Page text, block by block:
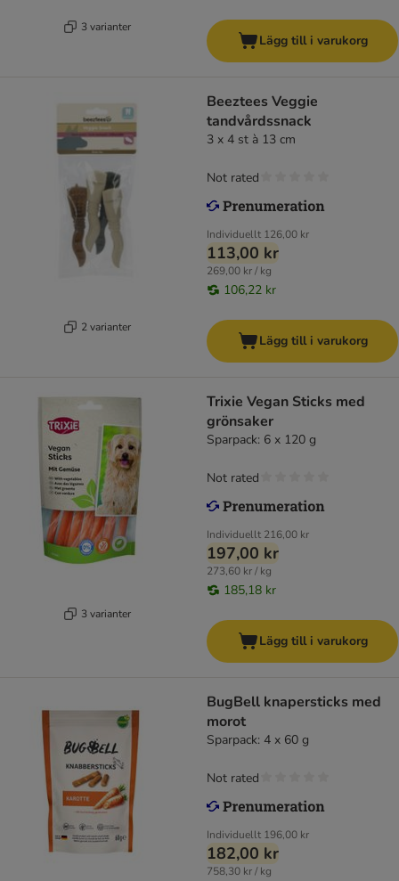
3 varianter
Lägg till i varukorg
2 varianter
Beeztees Veggie
tandvårdssnack
3 x 4 st à 13 cm
Individuellt 126,00 kr
113,00 kr
269,00 kr / kg
106,22 kr
Not rated
Lägg till i varukorg
3 varianter
Trixie Vegan Sticks med
grönsaker
Sparpack: 6 x 120 g
Individuellt 216,00 kr
197,00 kr
273,60 kr / kg
185,18 kr
Not rated
Lägg till i varukorg
BugBell knapersticks med
morot
Sparpack: 4 x 60 g
Individuellt 196,00 kr
182,00 kr
758,30 kr / kg
Not rated